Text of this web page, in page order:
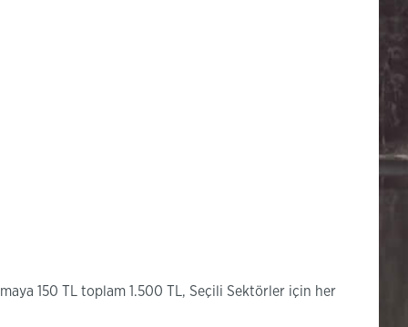
150 TL toplam 1.500 TL, Seçili Sektörler için her